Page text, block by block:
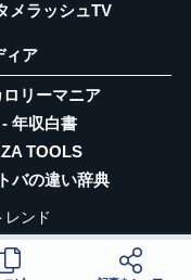
メラッシュTV
ィア
リーマニア
年収白書
TOOLS
バの違い辞典
ンド